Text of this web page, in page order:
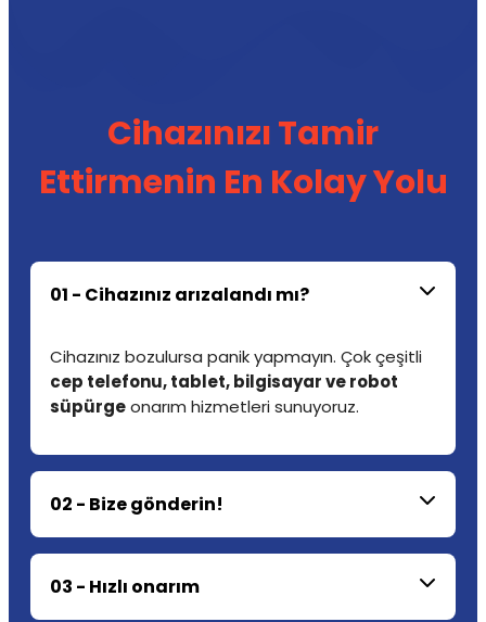
Cihazınızı Tamir
Ettirmenin En Kolay Yolu
01 - Cihazınız arızalandı mı?
Cihazınız bozulursa panik yapmayın. Çok çeşitli
cep telefonu, tablet, bilgisayar ve robot
süpürgeonarım hizmetleri sunuyoruz.
02 - Bize gönderin!
03 - Hızlı onarım